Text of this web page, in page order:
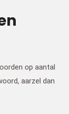
op aantal
aarzel dan